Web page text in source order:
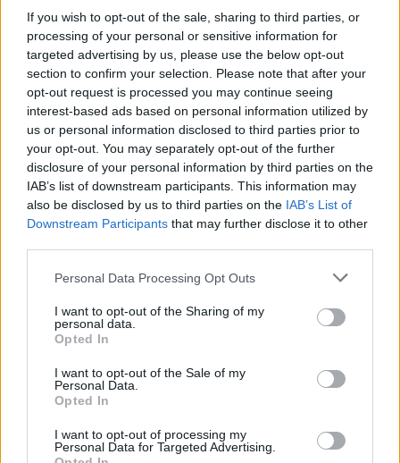
If you wish to opt-out of the sale, sharing to third parties, or
processing of your personal or sensitive information for
targeted advertising by us, please use the below opt-out
section to confirm your selection. Please note that after your
opt-out request is processed you may continue seeing
interest-based ads based on personal information utilized by
us or personal information disclosed to third parties prior to
your opt-out. You may separately opt-out of the further
disclosure of your personal information by third parties on the
IAB’s list of downstream participants. This information may
also be disclosed by us to third parties on the IAB’s List of
Downstream Participants that may further disclose it to other
Personal Data Processing Opt Outs
I want to opt-out of the Sharing of my
personal data.
Opted In
I want to opt-out of the Sale of my
Personal Data.
Opted In
I want to opt-out of processing my
Personal Data for Targeted Advertising.
zhvillimin e provimeve
shtetërore edhe në gjuhën
shqipe
Esim for Global
Esim for USA | Esim for Italy
for Turkey|Esim for Germany|Esim for Greece|